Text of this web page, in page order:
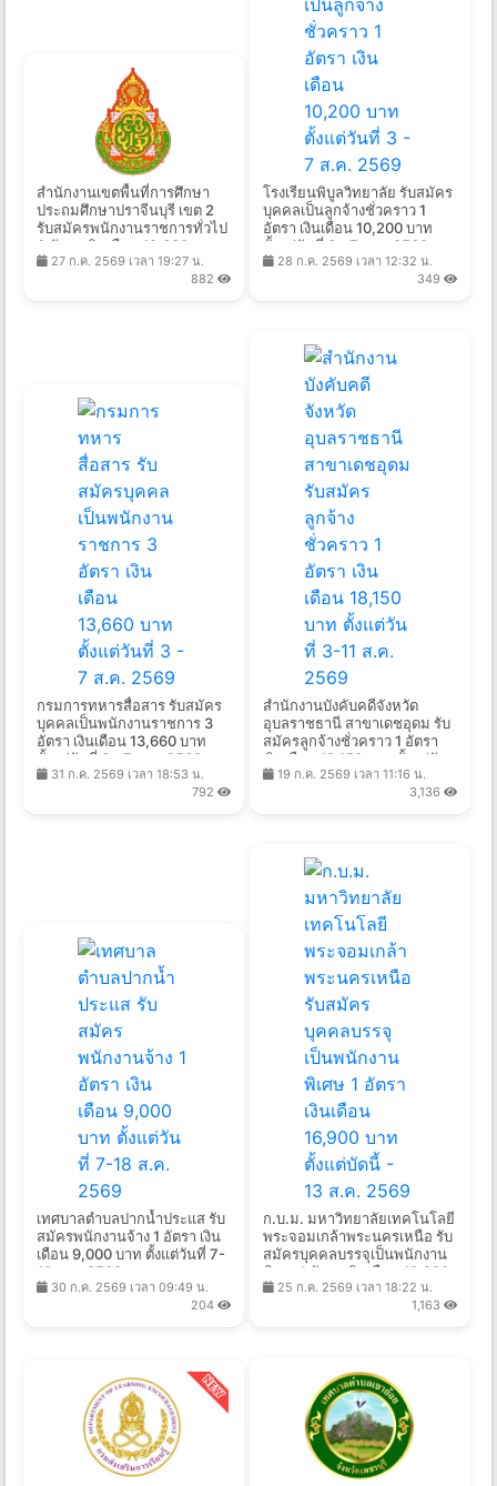
สำนักงานเขตพื้นที่การศึกษา
ประถมศึกษาปราจีนบุรี เขต 2
รับสมัครพนักงานราชการทั่วไป
6 อัตรา เงินเดือน 12,630 -
21,780 บาท ตั้งแต่วันที่ 3-7
27 ก.ค. 2569 เวลา 19:27 น.
882
โรงเรียนพิบูลวิทยาลัย รับสมัคร
บุคคลเป็นลูกจ้างชั่วคราว 1
อัตรา เงินเดือน 10,200 บาท
ตั้งแต่วันที่ 3 - 7 ส.ค. 2569
28 ก.ค. 2569 เวลา 12:32 น.
349
กรมการทหารสื่อสาร รับสมัคร
บุคคลเป็นพนักงานราชการ 3
อัตรา เงินเดือน 13,660 บาท
ตั้งแต่วันที่ 3 - 7 ส.ค. 2569
31 ก.ค. 2569 เวลา 18:53 น.
792
สำนักงานบังคับคดีจังหวัด
อุบลราชธานี สาขาเดชอุดม รับ
สมัครลูกจ้างชั่วคราว 1 อัตรา
เงินเดือน 18,150 บาท ตั้งแต่วัน
ที่ 3-11 ส.ค. 2569
19 ก.ค. 2569 เวลา 11:16 น.
3,136
เทศบาลตำบลปากน้ำประแส รับ
สมัครพนักงานจ้าง 1 อัตรา เงิน
เดือน 9,000 บาท ตั้งแต่วันที่ 7-
18 ส.ค. 2569
30 ก.ค. 2569 เวลา 09:49 น.
204
ก.บ.ม. มหาวิทยาลัยเทคโนโลยี
พระจอมเกล้าพระนครเหนือ รับ
สมัครบุคคลบรรจุเป็นพนักงาน
พิเศษ 1 อัตรา เงินเดือน 16,900
บาท ตั้งแต่บัดนี้ - 13 ส.ค. 2569
25 ก.ค. 2569 เวลา 18:22 น.
1,163